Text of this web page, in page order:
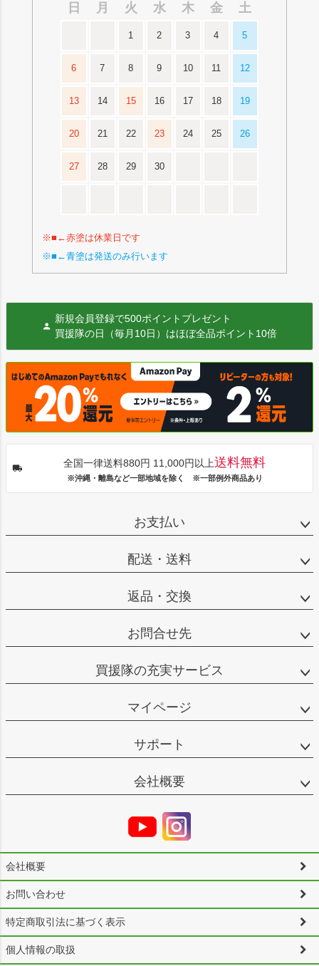
日
月 火 水 木 金 土
1 2 3 4 5
6 7 8 9 10 11 12
13 14 15 16 17 18 19
20 21 22 23 24 25 26
27 28 29 30
※■←赤塗は休業日です
※■←青塗は発送のみ行います
新規会員登録で500ポイントプレゼント
買援隊の日（毎月10日）はほぼ全品ポイント10倍
全国一律送料880円 11,000円以上送料無料
※沖縄・離島など一部地域を除く ※一部例外商品あり
お支払い
配送・送料
返品・交換
お問合せ先
買援隊の充実サービス
マイページ
サポート
会社概要
会社概要
お問い合わせ
特定商取引法に基づく表示
個人情報の取扱